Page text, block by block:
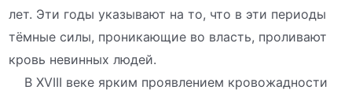
лет. Эти годы указывают на то, что в эти периоды
тёмные силы, проникающие во власть, проливают
кровь невинных людей.
В XVIII веке ярким проявлением кровожадности